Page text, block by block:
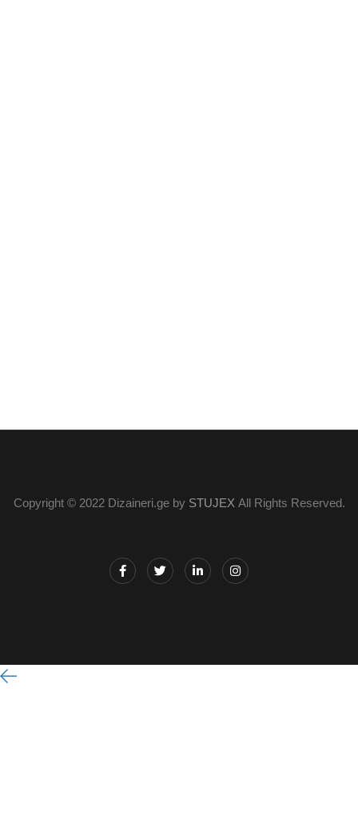
Copyright © 2022 Dizaineri.ge by STUJEX All Rights Reserved.